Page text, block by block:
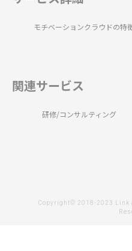
モチベーションクラウドの特
関連サービス
研修/コンサルティング
Copyright© 2018-2023 Link